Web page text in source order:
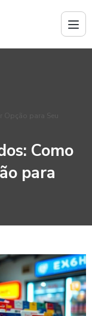
Opção para Seu
Como
para